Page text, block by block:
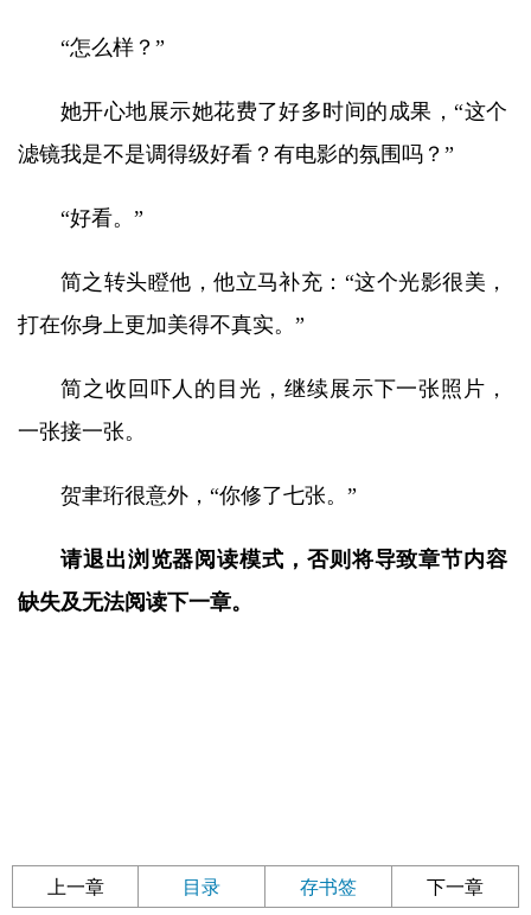
“怎么样？”
她开心地展示她花费了好多时间的成果，“这个
滤镜我是不是调得级好看？有电影的氛围吗？”
“好看。”
简之转头瞪他，他立马补充：“这个光影很美，
打在你身上更加美得不真实。”
简之收回吓人的目光，继续展示下一张照片，
一张接一张。
贺聿珩很意外，“你修了七张。”
请退出浏览器阅读模式，否则将导致章节内容
缺失及无法阅读下一章。
上一章 目录 存书签 下一章